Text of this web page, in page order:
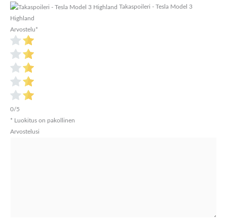
Takaspoileri - Tesla Model 3
Highland
Arvostelu*
0/5
* Luokitus on pakollinen
Arvostelusi